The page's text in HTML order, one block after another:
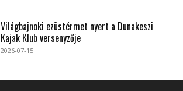
Világbajnoki ezüstérmet nyert a Dunakeszi
Kajak Klub versenyzője
2026-07-15